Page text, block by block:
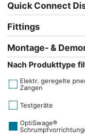
Quick Connect
Fittings
Montage- &
Nach Produkttype
Elektr. geregelte
Zangen
Testgeräte
OptiSwage®